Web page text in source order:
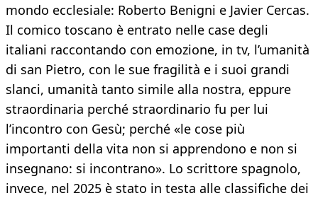
mondo ecclesiale: Roberto Benigni e Javier Cercas.
Il comico toscano è entrato nelle case degli
italiani raccontando con emozione, in tv, l’umanità
di san Pietro, con le sue fragilità e i suoi grandi
slanci, umanità tanto simile alla nostra, eppure
straordinaria perché straordinario fu per lui
l’incontro con Gesù; perché «le cose più
importanti della vita non si apprendono e non si
insegnano: si incontrano». Lo scrittore spagnolo,
invece, nel 2025 è stato in testa alle classifiche dei